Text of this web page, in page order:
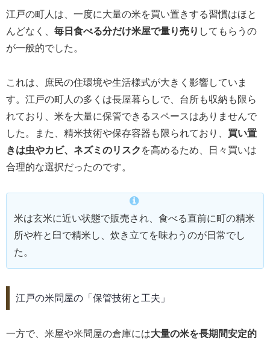
江戸の町人は、一度に大量の米を買い置きする習慣はほと
んどなく、 毎日食べる分だけ米屋で量り売り してもらうの
が一般的でした。
これは、庶民の住環境や生活様式が大きく影響していま
す。江戸の町人の多くは長屋暮らしで、台所も収納も限ら
れており、米を大量に保管できるスペースはありませんで
した。また、精米技術や保存容器も限られており、 買い置
きは虫やカビ、ネズミのリスク を高めるため、日々買いは
合理的な選択だったのです。
米は玄米に近い状態で販売され、食べる直前に町の精米
所や杵と臼で精米し、炊き立てを味わうのが日常でし
た。
江戸の米問屋の「保管技術と工夫」
一方で、米屋や米問屋の倉庫には大量の米を長期間安定的